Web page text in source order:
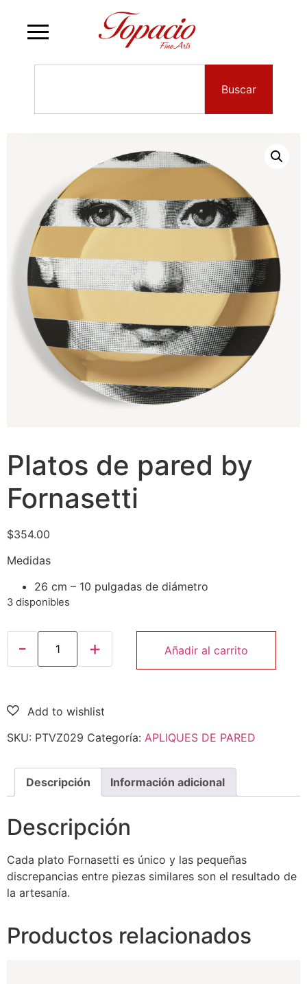
Buscar
Platos de pared by
Fornasetti
$354.00
Medidas
26 cm – 10 pulgadas de diámetro
3 disponibles
Añadir al carrito
SKU: PTVZ029 Categoría: APLIQUES DE PARED
Descripción Información adicional
Descripción
Cada plato Fornasetti es único y las pequeñas
discrepancias entre piezas similares son el resultado de
la artesanía.
Productos relacionados